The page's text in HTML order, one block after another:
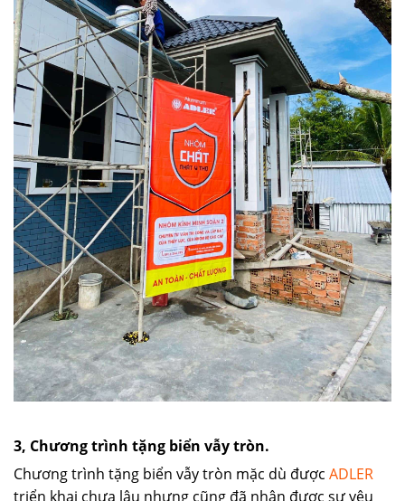
3, Chương trình tặng biển vẫy tròn.
Chương trình tặng biển vẫy tròn mặc dù được ADLER
triển khai chưa lâu nhưng cũng đã nhận được sự yêu